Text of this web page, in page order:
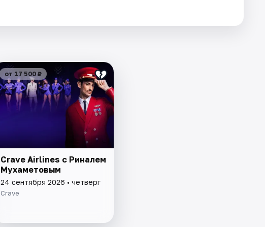
от 17 500 ₽
Crave Airlines с Риналем
Мухаметовым
24 сентября 2026 • четверг
Crave